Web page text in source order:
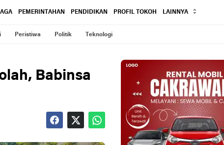
PEMERINTAHAN PENDIDIKAN PROFIL TOKOH LAINNYA
Peristiwa Politik Teknologi
Babinsa